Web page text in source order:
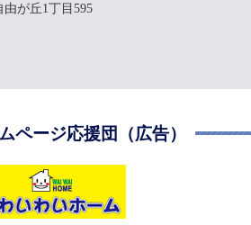
が丘1丁目595
ページ応援団（広告）